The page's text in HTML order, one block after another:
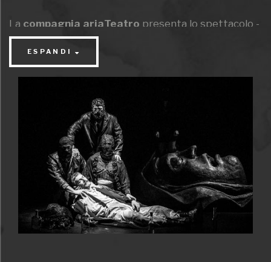
La compagnia ariaTeatro presenta lo spettacolo -
diretto dall’attore e regista siciliano Giuseppe
insieme a Chiara Benedetti - ed interpretato da
Giuseppe Amato, Chiara Benedetti, Stefano
Detassis, Christian Renzicchi e Candirù.
"La leggenda del Santo Bevitore" di Joseph Roth
racconta gli ultimi giorni di un uomo qualunque, che
vive in un indefinito angolo di una qualsiasi città
moderna. Il racconto dischiude allo spettatore temi
e significati misteriosi e ancora aperti, seguendo le
vicende di un senzatetto di nome Andreas,
ESPANDI